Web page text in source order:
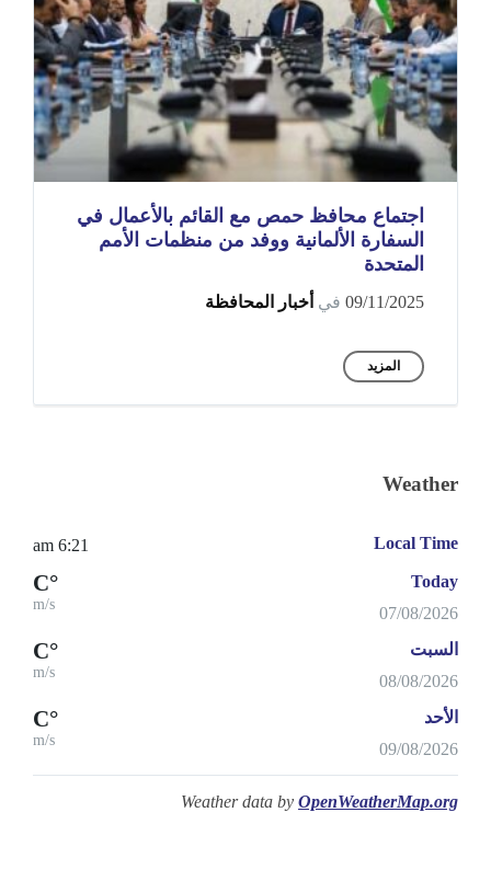
اجتماع محافظ حمص مع القائم بالأعمال في
السفارة الألمانية ووفد من منظمات الأمم
المتحدة
09/11/2025 في أخبار المحافظة
المزيد
Weather
Local Time
6:21 am
Today
07/08/2026
°C
m/s
السبت
08/08/2026
°C
m/s
الأحد
09/08/2026
°C
m/s
Weather data by OpenWeatherMap.org